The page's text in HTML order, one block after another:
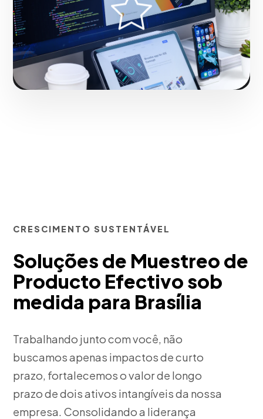
reais para o mercado de Brasília.
Iniciar projeto
CRESCIMENTO SUSTENTÁVEL
Soluções de Muestreo de
Producto Efectivo sob
medida para Brasília
Trabalhando junto com você, não
buscamos apenas impactos de curto
prazo, fortalecemos o valor de longo
prazo de dois ativos intangíveis da nossa
empresa. Consolidando a liderança